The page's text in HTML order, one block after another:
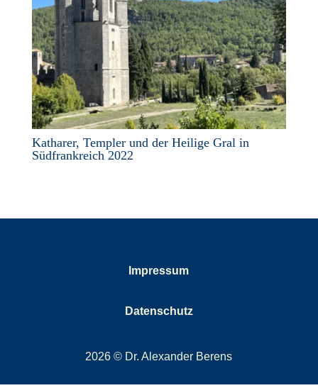
Katharer, Templer und der Heilige Gral in
Südfrankreich 2022
Impressum
Datenschutz
2026 © Dr. Alexander Berens